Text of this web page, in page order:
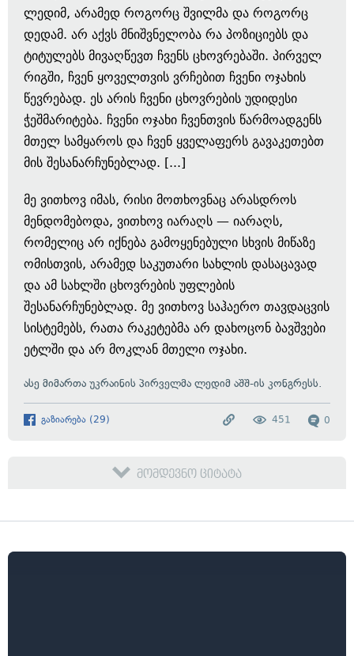
ლედიმ, არამედ როგორც შვილმა და როგორც
დედამ. არ აქვს მნიშვნელობა რა პოზიციებს და
ტიტულებს მივაღწევთ ჩვენს ცხოვრებაში. პირველ
რიგში, ჩვენ ყოველთვის ვრჩებით ჩვენი ოჯახის
წევრებად. ეს არის ჩვენი ცხოვრების უდიდესი
ჭეშმარიტება. ჩვენი ოჯახი ჩვენთვის წარმოადგენს
მთელ სამყაროს და ჩვენ ყველაფერს გავაკეთებთ
მის შესანარჩუნებლად. [...]
მე ვითხოვ იმას, რისი მოთხოვნაც არასდროს
მენდომებოდა, ვითხოვ იარაღს — იარაღს,
რომელიც არ იქნება გამოყენებული სხვის მიწაზე
ომისთვის, არამედ საკუთარი სახლის დასაცავად
და ამ სახლში ცხოვრების უფლების
შესანარჩუნებლად. მე ვითხოვ საჰაერო თავდაცვის
სისტემებს, რათა რაკეტებმა არ დახოცონ ბავშვები
ეტლში და არ მოკლან მთელი ოჯახი.
ასე მიმართა უკრაინის პირველმა ლედიმ აშშ-ის კონგრესს.
გაზიარება (29) 0
451
მომდევნო ციტატა